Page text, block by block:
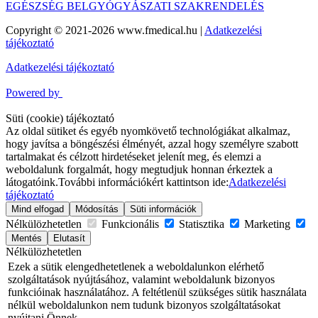
EGÉSZSÉG BELGYÓGYÁSZATI SZAKRENDELÉS
Copyright © 2021-2026 www.fmedical.hu | Adatkezelési
tájékoztató
Adatkezelési tájékoztató
Powered by
Süti (cookie) tájékoztató
Az oldal sütiket és egyéb nyomkövető technológiákat alkalmaz,
hogy javítsa a böngészési élményét, azzal hogy személyre szabott
tartalmakat és célzott hirdetéseket jelenít meg, és elemzi a
weboldalunk forgalmát, hogy megtudjuk honnan érkeztek a
látogatóink.További információkért kattintson ide:Adatkezelési
tájékoztató
Mind elfogad Módosítás Süti információk
Nélkülözhetetlen Funkcionális Statisztika Marketing
Mentés Elutasít
Nélkülözhetetlen
Ezek a sütik elengedhetetlenek a weboldalunkon elérhető
szolgáltatások nyújtásához, valamint weboldalunk bizonyos
funkcióinak használatához. A feltétlenül szükséges sütik használata
nélkül weboldalunkon nem tudunk bizonyos szolgáltatásokat